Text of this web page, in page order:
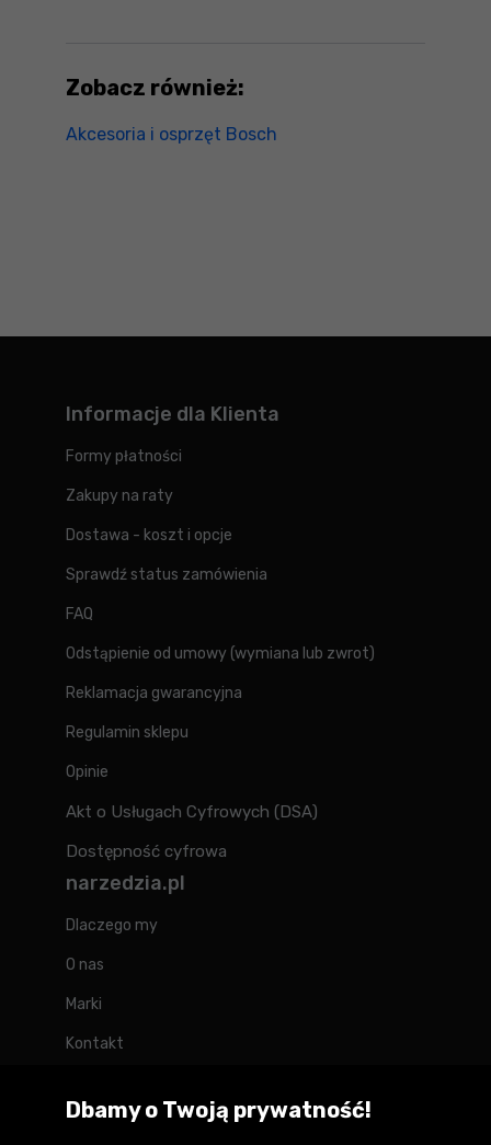
Zobacz również:
Akcesoria i osprzęt Bosch
Informacje dla Klienta
Formy płatności
Zakupy na raty
Dostawa - koszt i opcje
Sprawdź status zamówienia
FAQ
Odstąpienie od umowy (wymiana lub zwrot)
Reklamacja gwarancyjna
Regulamin sklepu
Opinie
Akt o Usługach Cyfrowych (DSA)
Dostępność cyfrowa
narzedzia.pl
Dlaczego my
O nas
Marki
Kontakt
Forum
Dbamy o Twoją prywatność!